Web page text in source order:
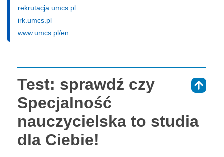
rekrutacja.umcs.pl
irk.umcs.pl
www.umcs.pl/en
Test: sprawdź czy
Specjalność
nauczycielska to studia
dla Ciebie!